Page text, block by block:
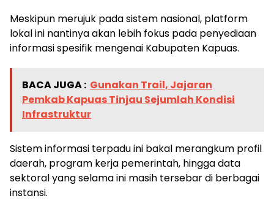
Meskipun merujuk pada sistem nasional, platform
lokal ini nantinya akan lebih fokus pada penyediaan
informasi spesifik mengenai Kabupaten Kapuas.
BACA JUGA : Gunakan Trail, Jajaran
Pemkab Kapuas Tinjau Sejumlah Kondisi
Infrastruktur
Sistem informasi terpadu ini bakal merangkum profil
daerah, program kerja pemerintah, hingga data
sektoral yang selama ini masih tersebar di berbagai
instansi.